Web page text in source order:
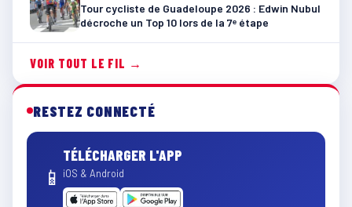
Tour cycliste de Guadeloupe 2026 : Edwin Nubul
décroche un Top 10 lors de la 7ᵉ étape
VOIR TOUT LE FIL →
RESTEZ CONNECTÉ
📱
TÉLÉCHARGER L'APP
iOS & Android